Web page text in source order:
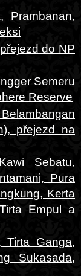
Prambanan,
do NP
Semeru
Reserve
přejezd na
Sebatu,
Pura
Kerta
Empul a
Tirta Ganga,
Sukasada,